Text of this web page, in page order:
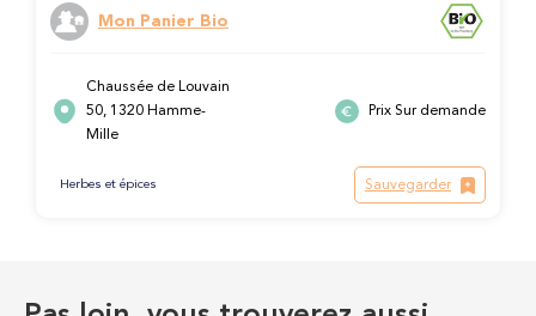
Mon Panier Bio
Chaussée de Louvain
50, 1320 Hamme-
Mille
Prix Sur demande
Herbes et épices Sauvegarder